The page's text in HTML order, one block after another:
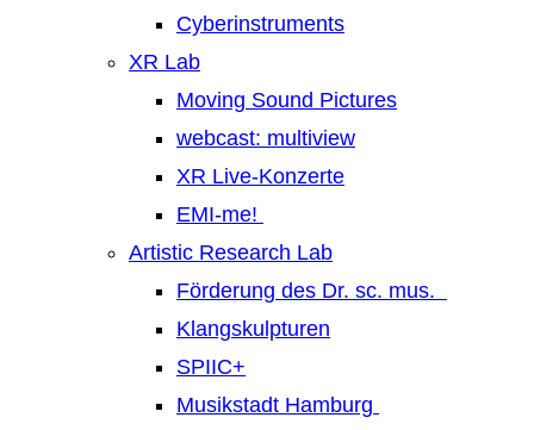
Cyberinstruments
XR Lab
Moving Sound Pictures
webcast: multiview
XR Live-Konzerte
EMI-me!
Artistic Research Lab
Förderung des Dr. sc. mus.
Klangskulpturen
SPIIC+
Musikstadt Hamburg